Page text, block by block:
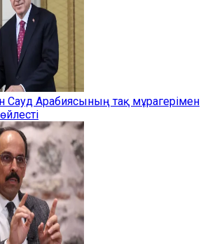
Сауд Арабиясының тақ мұрагерімен